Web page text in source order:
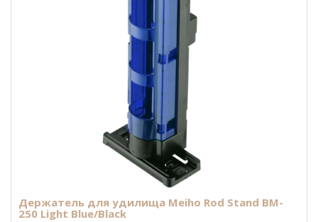
Держатель для удилища Meiho Rod Stand BM-
250 Light Blue/Black